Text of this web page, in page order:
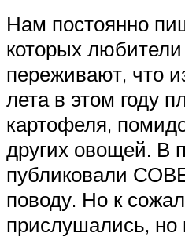
Нам постоянно
которых
переживают, что
лета в этом году
картофеля,
других овощей. В
публиковали
поводу. Но к
прислушались, но